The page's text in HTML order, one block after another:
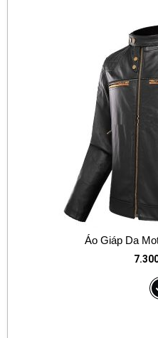
Áo Giáp Da